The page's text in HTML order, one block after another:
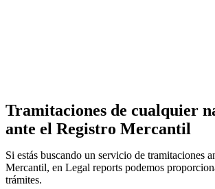
Tramitaciones de cualquier
ante el Registro Mercantil
Si estás buscando un servicio de tramitaciones
Mercantil, en Legal reports podemos
trámites.